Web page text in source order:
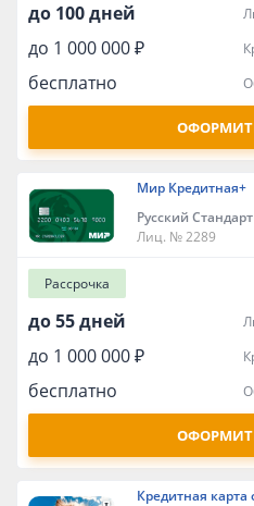
до 100 дней
до 1 000 000 ₽
бесплатно
Мир Кредитная+
Русский Стандарт
Лиц. № 2289
Рассрочка
до 55 дней
до 1 000 000 ₽
бесплатно
Кредитная карта